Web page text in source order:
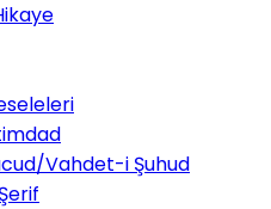
Vahdet-i Şuhud